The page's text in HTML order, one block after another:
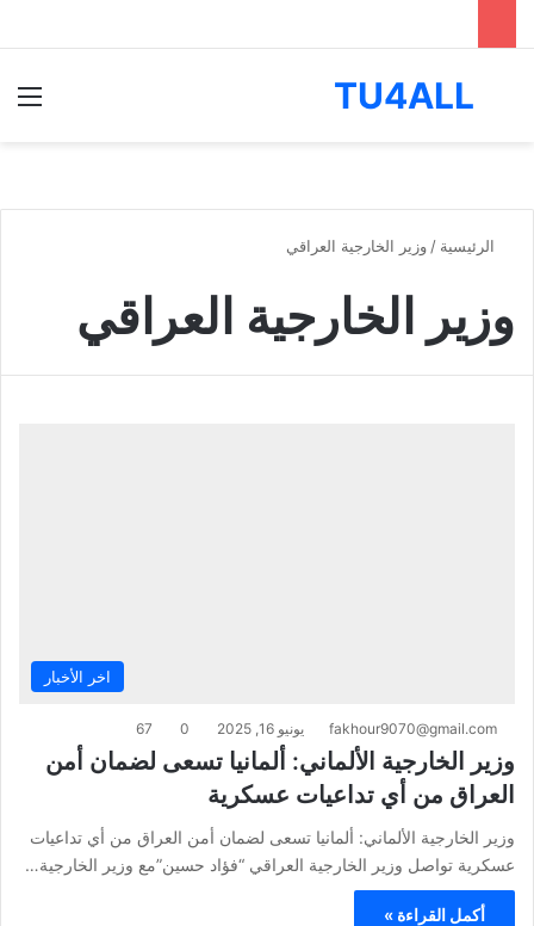
TU4ALL
بحث عن
الرئيسية / وزير الخارجية العراقي
وزير الخارجية العراقي
اخر الأخبار
fakhour9070@gmail.com يونيو 16, 2025 0
67
وزير الخارجية الألماني: ألمانيا تسعى لضمان أمن
العراق من أي تداعيات عسكرية
وزير الخارجية الألماني: ألمانيا تسعى لضمان أمن العراق من أي تداعيات
عسكرية تواصل وزير الخارجية العراقي “فؤاد حسين”مع وزير الخارجية…
أكمل القراءة »